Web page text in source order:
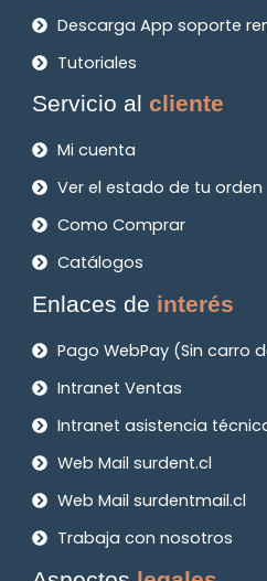
Descarga App soporte
Tutoriales
Servicio alcliente
Mi cuenta
Ver el estado de tu orden
Como Comprar
Catálogos
Enlaces de interés
Pago WebPay (Sin carro
Intranet Ventas
Intranet asistencia
Web Mail surdent.cl
Web Mail surdentmail.cl
Trabaja con nosotros